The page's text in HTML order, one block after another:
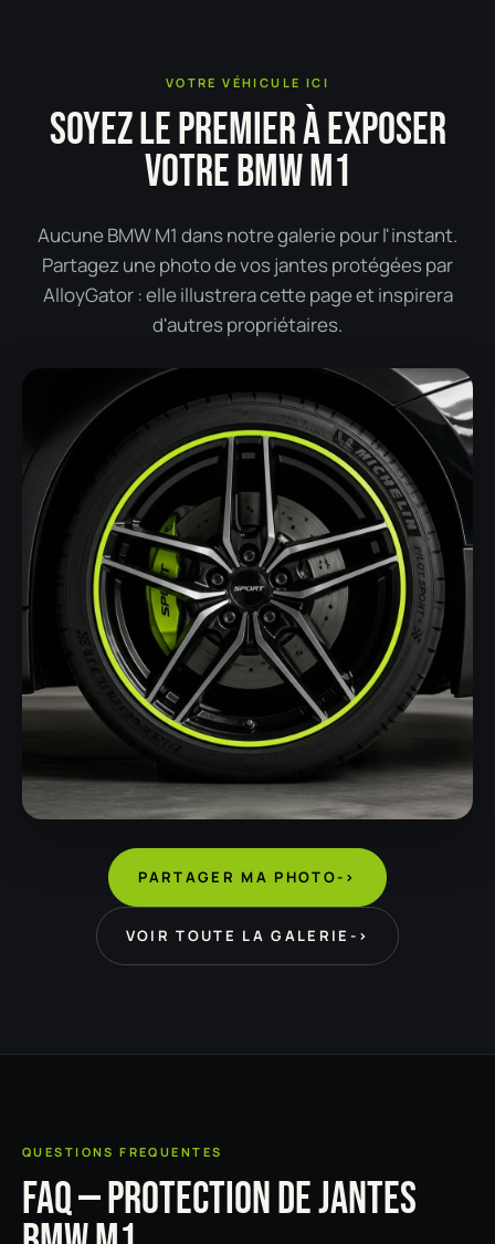
VOTRE VÉHICULE ICI
SOYEZ LE PREMIER À EXPOSER
VOTRE BMW M1
Aucune BMW M1 dans notre galerie pour l'instant.
Partagez une photo de vos jantes protégées par
AlloyGator : elle illustrera cette page et inspirera
d'autres propriétaires.
PARTAGER MA PHOTO->
VOIR TOUTE LA GALERIE ->
QUESTIONS FREQUENTES
FAQ — PROTECTION DE JANTES